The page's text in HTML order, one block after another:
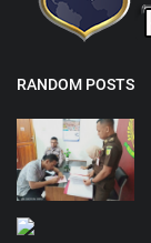
RANDOM POSTS